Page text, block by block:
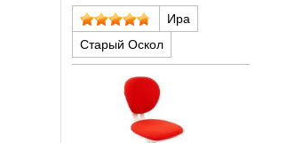
Ира
Старый Оскол